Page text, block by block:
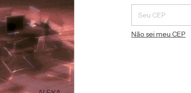
Não sei meu CEP